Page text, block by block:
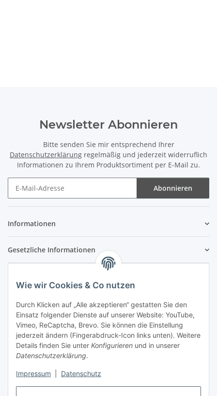
Wie wir Cookies & Co nutzen
Durch Klicken auf „Alle akzeptieren“ gestatten Sie den
Einsatz folgender Dienste auf unserer Website: YouTube,
Vimeo, ReCaptcha, Brevo. Sie können die Einstellung
jederzeit ändern (Fingerabdruck-Icon links unten). Weitere
Details finden Sie unter Konfigurieren und in unserer
Datenschutzerklärung.
Impressum Datenschutz
Newsletter Abonnieren
Bitte senden Sie mir entsprechend Ihrer
Datenschutzerklärung regelmäßig und jederzeit widerruflich
Informationen zu Ihrem Produktsortiment per E-Mail zu.
Abonnieren
Informationen
Gesetzliche Informationen